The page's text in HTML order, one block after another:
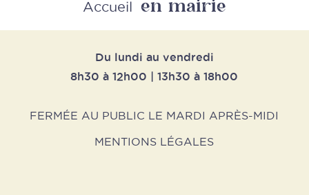
Retour
Accueil en mairie
Du lundi au vendredi
8h30 à 12h00 | 13h30 à 18h00
FERMÉE AU PUBLIC LE MARDI APRÈS-MIDI
MENTIONS LÉGALES